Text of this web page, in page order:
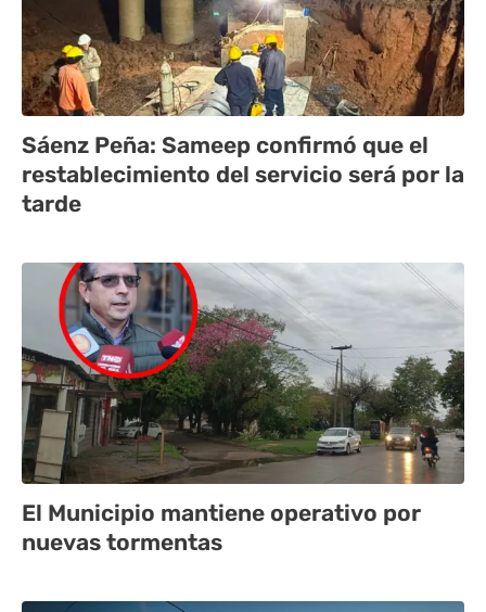
Sáenz Peña: Sameep confirmó que el
restablecimiento del servicio será por la
tarde
El Municipio mantiene operativo por
nuevas tormentas